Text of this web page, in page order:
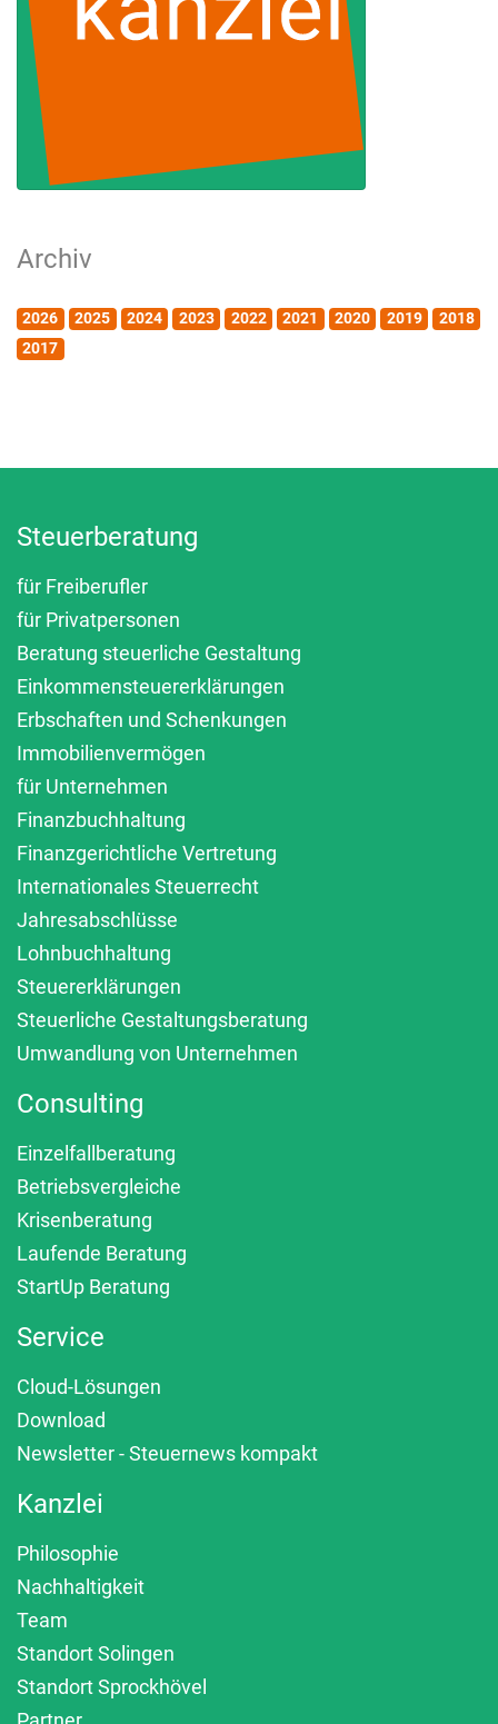
Archiv
2026 2025 2024 2023 2022 2021 2020 2019
2018
2017
Steuerberatung
für Freiberufler
für Privatpersonen
Beratung steuerliche Gestaltung
Einkommensteuererklärungen
Erbschaften und Schenkungen
Immobilienvermögen
für Unternehmen
Finanzbuchhaltung
Finanzgerichtliche Vertretung
Internationales Steuerrecht
Jahresabschlüsse
Lohnbuchhaltung
Steuererklärungen
Steuerliche Gestaltungsberatung
Umwandlung von Unternehmen
Consulting
Einzelfallberatung
Betriebsvergleiche
Krisenberatung
Laufende Beratung
StartUp Beratung
Service
Cloud-Lösungen
Download
Newsletter - Steuernews kompakt
Kanzlei
Philosophie
Nachhaltigkeit
Team
Standort Solingen
Standort Sprockhövel